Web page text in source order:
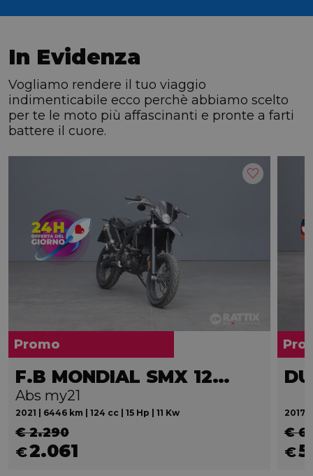
In Evidenza
Vogliamo rendere il tuo viaggio
indimenticabile ecco perchè abbiamo scelto
per te le moto più affascinanti e pronte a farti
battere il cuore.
Promo
F.B MONDIAL SMX 125 Motard
Abs my21
2021 | 6446 km | 124 cc | 15 Hp | 11 Kw
€ 2.290
€2.061
2017 |
€
€